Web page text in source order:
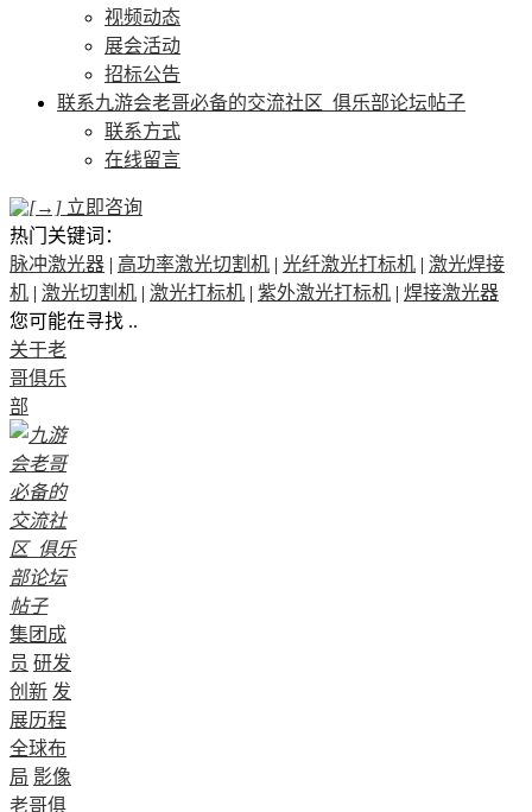
视频动态
展会活动
招标公告
联系九游会老哥必备的交流社区_俱乐部论坛帖子
联系方式
在线留言
立即咨询
热门关键词：
脉冲激光器 | 高功率激光切割机 | 光纤激光打标机 | 激光焊接
机 | 激光切割机 | 激光打标机 | 紫外激光打标机 | 焊接激光器
您可能在寻找 ..
关于老
哥俱乐
部
集团成
员 研发
创新 发
展历程
全球布
局 影像
老哥俱